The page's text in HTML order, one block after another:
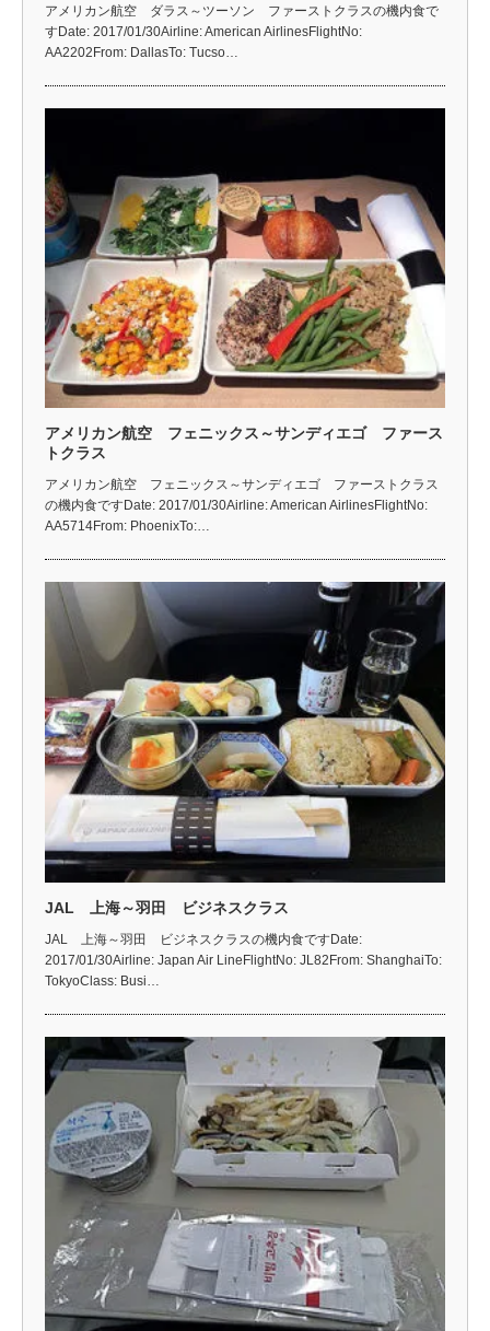
アメリカン航空 ダラス～ツーソン ファーストクラスの機内食で
すDate: 2017/01/30Airline: American AirlinesFlightNo:
AA2202From: DallasTo: Tucso…
アメリカン航空 フェニックス～サンディエゴ ファース
トクラス
アメリカン航空 フェニックス～サンディエゴ ファーストクラス
の機内食ですDate: 2017/01/30Airline: American AirlinesFlightNo:
AA5714From: PhoenixTo:…
JAL 上海～羽田 ビジネスクラス
JAL 上海～羽田 ビジネスクラスの機内食ですDate:
2017/01/30Airline: Japan Air LineFlightNo: JL82From: ShanghaiTo:
TokyoClass: Busi…